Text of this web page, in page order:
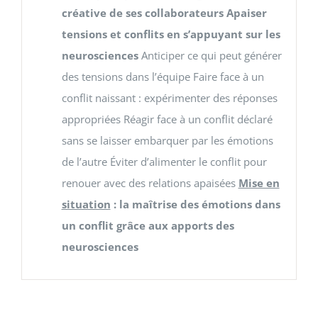
créative de ses collaborateurs Apaiser
tensions et conflits en s’appuyant sur les
neurosciences Anticiper ce qui peut générer
des tensions dans l’équipe Faire face à un
conflit naissant : expérimenter des réponses
appropriées Réagir face à un conflit déclaré
sans se laisser embarquer par les émotions
de l’autre Éviter d’alimenter le conflit pour
renouer avec des relations apaisées Mise en
situation : la maîtrise des émotions dans
un conflit grâce aux apports des
neurosciences